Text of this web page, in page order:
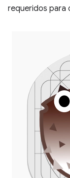
requeridos para